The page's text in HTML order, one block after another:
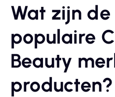
Wat zijn
populaire
Beauty
producten?